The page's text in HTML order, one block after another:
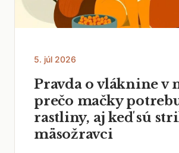
5. júl 2026
Pravda o vláknine v
prečo mačky
rastliny, aj keď sú
mäsožravci